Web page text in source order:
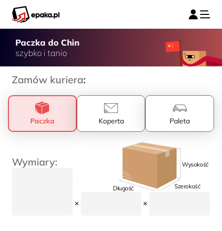
Paczka do Chin
szybko i tanio
Zamów kuriera:
Paczka Koperta Paleta
Wymiary:
Szerokość
Wysokość
Długość
✕ ✕